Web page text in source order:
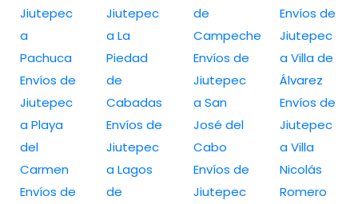
Jiutepec
a
Pachuca
Envíos de
Jiutepec
a Playa
del
Carmen
Envíos de
Jiutepec
a La
Piedad
de
Cabadas
Envíos de
Jiutepec
a Lagos
de
de
Campeche
Envíos de
Jiutepec
a San
José del
Cabo
Envíos de
Jiutepec
Envíos de
Jiutepec
a Villa de
Álvarez
Envíos de
Jiutepec
a Villa
Nicolás
Romero